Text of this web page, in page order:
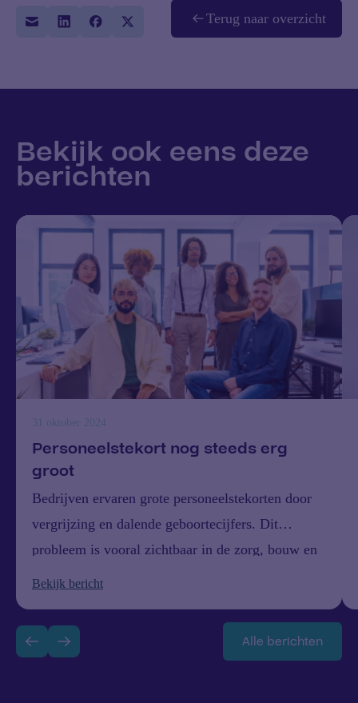
Terug naar overzicht
Bekijk ook eens deze
berichten
31 oktober 2024
Personeelstekort nog steeds erg
groot
Bedrijven ervaren grote personeelstekorten door
vergrijzing en dalende geboortecijfers. Dit
probleem is vooral zichtbaar in de zorg, bouw en
het personeelstekort tegen 2030 kan oplopen tot
1,4 miljoen. Voor elke 390 vacatures zijn er
Bekijk bericht
Alle berichten